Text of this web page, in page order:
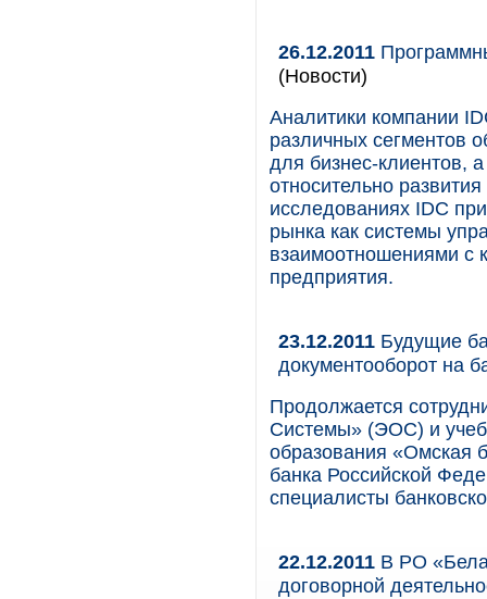
26.12.2011
(Новости)
Аналитики компании
различных сегментов
для бизнес-клиентов,
относительно
исследованиях IDC
рынка как системы
взаимоотношениями с
предприятия.
23.12.2011 Будущие
документооборот на
Продолжается
Системы» (ЭОС) и
образования «Омская
банка Российской
специалисты
22.12.2011 В РО
договорной